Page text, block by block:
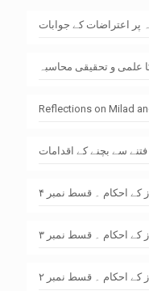
پر اعتراضات کے جوابات
علمی و تحقیقی محاسبہ
Reflections on Milad
سے بچنے کے اقدامات
کے احکام ۔ قسط نمبر ۴
کے احکام ۔ قسط نمبر ۳
کے احکام ۔ قسط نمبر ۲